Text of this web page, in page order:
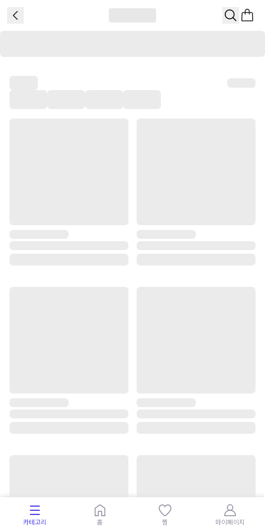
카테고리 홈 찜 마이페이지